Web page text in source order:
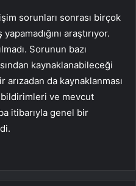
sorunları sonrası birçok
araştırıyor.
Sorunun bazı
kaynaklanabileceği
da kaynaklanması
bildirimleri ve mevcut
itibarıyla genel bir